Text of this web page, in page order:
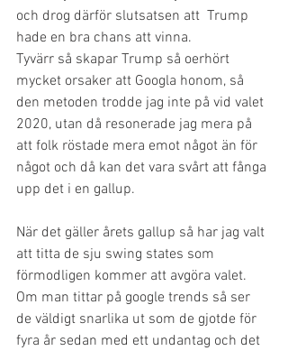
och drog därför slutsatsen att  Trump
hade en bra chans att vinna.
Tyvärr så skapar Trump så oerhört
mycket orsaker att Googla honom, så
den metoden trodde jag inte på vid valet
2020, utan då resonerade jag mera på
att folk röstade mera emot något än för
något och då kan det vara svårt att fånga
upp det i en gallup.
När det gäller årets gallup så har jag valt
att titta de sju swing states som
förmodligen kommer att avgöra valet.
Om man tittar på google trends så ser
de väldigt snarlika ut som de gjotde för
fyra år sedan med ett undantag och det